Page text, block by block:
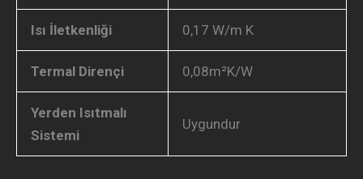
Isı İletkenliği 0,17 W/m K
Termal Dirençi 0,08m²K/W
Yerden Isıtmalı
Sistemi
Uygundur